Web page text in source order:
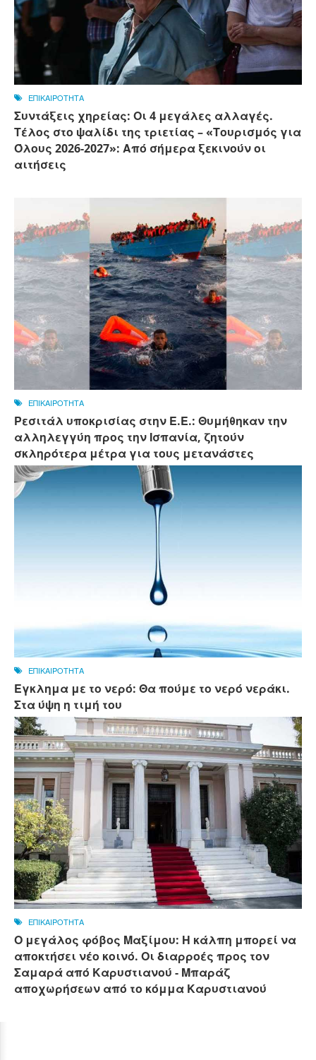
ΕΠΙΚΑΙΡΟΤΗΤΑ
Συντάξεις χηρείας: Οι 4 μεγάλες αλλαγές.
Τέλος στο ψαλίδι της τριετίας – «Τουρισμός για
Όλους 2026-2027»: Από σήμερα ξεκινούν οι
αιτήσεις
ΕΠΙΚΑΙΡΟΤΗΤΑ
Ρεσιτάλ υποκρισίας στην Ε.Ε.: Θυμήθηκαν την
αλληλεγγύη προς την Ισπανία, ζητούν
σκληρότερα μέτρα για τους μετανάστες
ΕΠΙΚΑΙΡΟΤΗΤΑ
Εγκλημα με το νερό: Θα πούμε το νερό νεράκι.
Στα ύψη η τιμή του
ΕΠΙΚΑΙΡΟΤΗΤΑ
Ο μεγάλος φόβος Μαξίμου: Η κάλπη μπορεί να
αποκτήσει νέο κοινό. Οι διαρροές προς τον
Σαμαρά από Καρυστιανού - Μπαράζ
αποχωρήσεων από το κόμμα Καρυστιανού